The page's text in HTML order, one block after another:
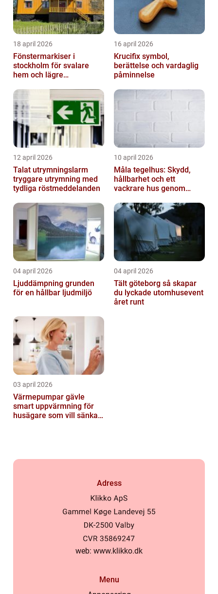
18 april 2026
Fönstermarkiser i
stockholm för svalare
hem och lägre
16 april 2026
Krucifix symbol,
berättelse och vardaglig
påminnelse
12 april 2026
Talat utrymningslarm
tryggare utrymning med
tydliga röstmeddelanden
10 april 2026
Måla tegelhus: Skydd,
hållbarhet och ett
vackrare hus genom
04 april 2026
Ljuddämpning grunden
för en hållbar ljudmiljö
04 april 2026
Tält göteborg så skapar
du lyckade utomhusevent
året runt
03 april 2026
Värmepumpar gävle
smart uppvärmning för
husägare som vill sänka
Adress
web: www.klikko.dk
Menu